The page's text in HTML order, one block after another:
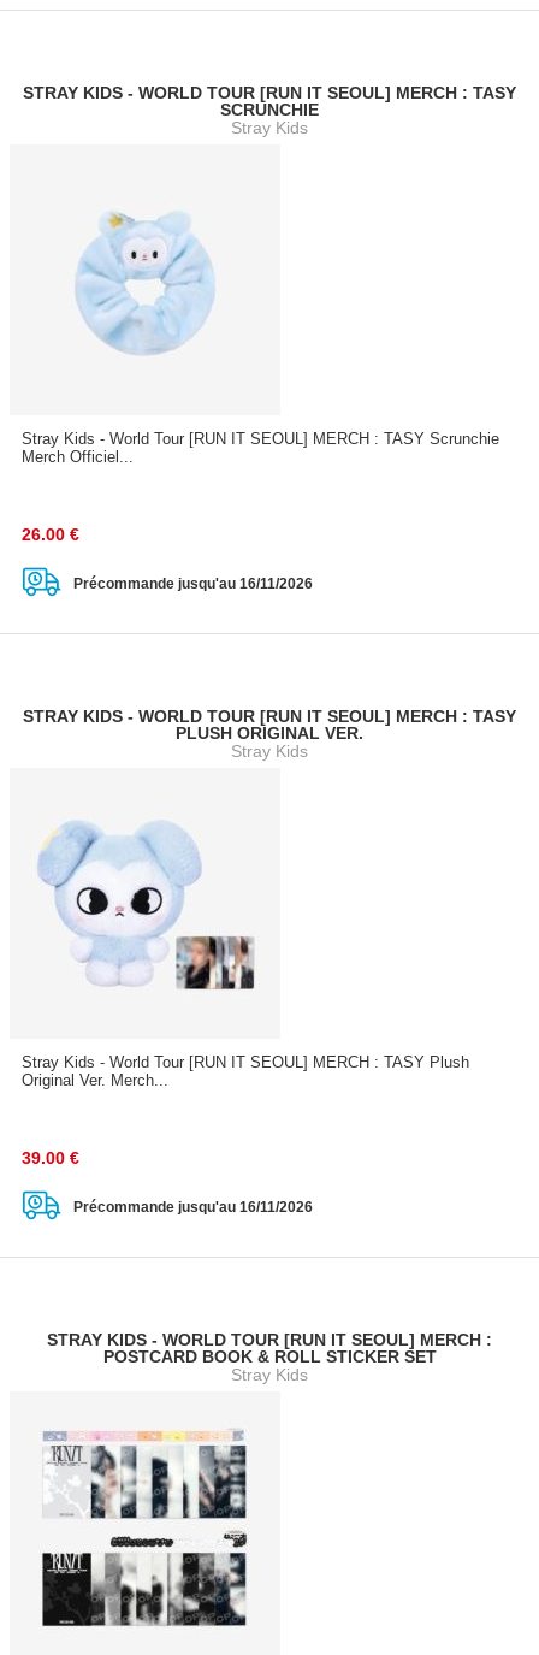
STRAY KIDS - WORLD TOUR [RUN IT SEOUL] MERCH : TASY
SCRUNCHIE
Stray Kids
Stray Kids - World Tour [RUN IT SEOUL] MERCH : TASY Scrunchie
Merch Officiel...
26.00 €
Précommande jusqu'au 16/11/2026
STRAY KIDS - WORLD TOUR [RUN IT SEOUL] MERCH : TASY
PLUSH ORIGINAL VER.
Stray Kids
Stray Kids - World Tour [RUN IT SEOUL] MERCH : TASY Plush
Original Ver. Merch...
39.00 €
Précommande jusqu'au 16/11/2026
STRAY KIDS - WORLD TOUR [RUN IT SEOUL] MERCH :
POSTCARD BOOK & ROLL STICKER SET
Stray Kids